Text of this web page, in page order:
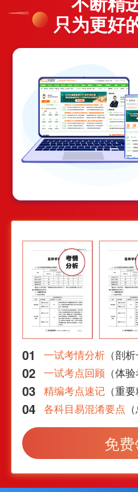
只为更好
01 一试考情分析（剖析
02 一试考点回顾 （体
03 精编考点速记（重要
04 各科目易混淆要点
免